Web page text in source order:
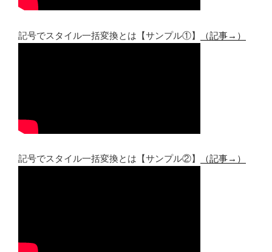
記号でスタイル一括変換とは【サンプル①】 （記事→）
記号でスタイル一括変換とは【サンプル②】 （記事→）